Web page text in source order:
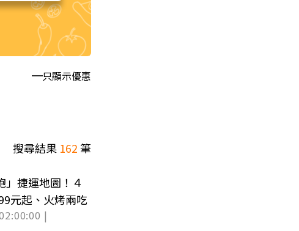
只顯示優惠
搜尋結果 162筆
」捷運地圖！４
元起、火烤兩吃
|